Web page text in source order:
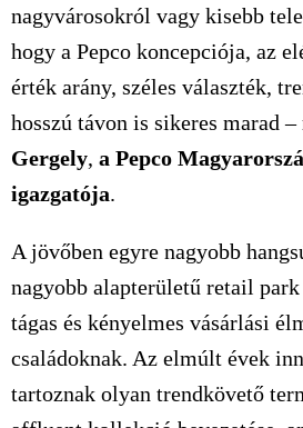
nagyvárosokról vagy kisebb
hogy a Pepco koncepciója, az
érték arány, széles választék,
hosszú távon is sikeres marad –
Gergely, a Pepco
igazgatója.
A jövőben egyre nagyobb
nagyobb alapterületű retail
tágas és kényelmes vásárlási
családoknak. Az elmúlt évek
tartoznak olyan trendkövető